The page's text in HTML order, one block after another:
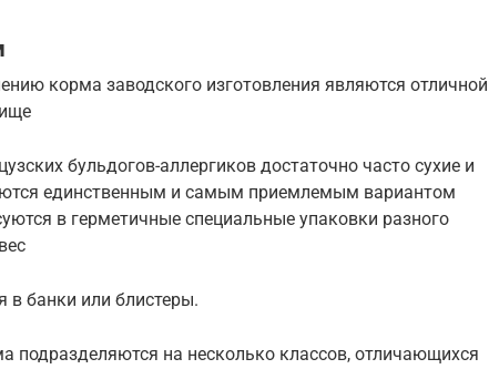
корма заводского изготовления являются отличной
бульдогов-аллергиков достаточно часто сухие и
единственным и самым приемлемым вариантом
в герметичные специальные упаковки разного
банки или блистеры.
подразделяются на несколько классов, отличающихся